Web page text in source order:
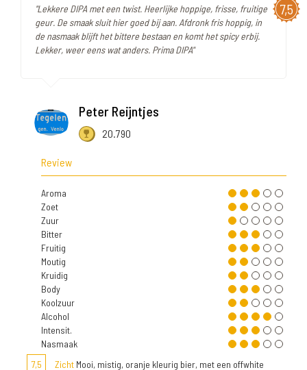
7,5
"Lekkere DIPA met een twist. Heerlijke hoppige, frisse, fruitige
geur. De smaak sluit hier goed bij aan. Afdronk fris hoppig, in
de nasmaak blijft het bittere bestaan en komt het spicy erbij.
Lekker, weer eens wat anders. Prima DIPA"
Peter Reijntjes
20.790
Review
Aroma
Zoet
Zuur
Bitter
Fruitig
Moutig
Kruidig
Body
Koolzuur
Alcohol
Intensit.
Nasmaak
7,5
Zicht Mooi, mistig, oranje kleurig bier, met een offwhite